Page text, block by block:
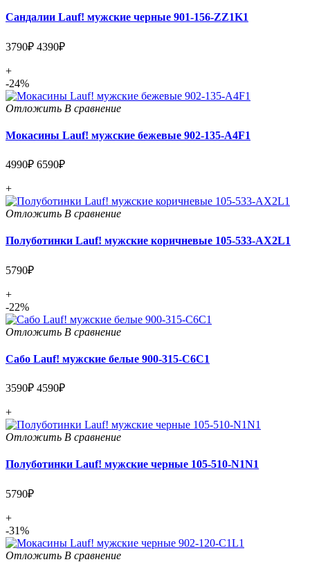
Сандалии Lauf! мужские черные 901-156-ZZ1K1
3790₽ 4390₽
+
-24%
Отложить В сравнение
Мокасины Lauf! мужские бежевые 902-135-A4F1
4990₽ 6590₽
+
Отложить В сравнение
Полуботинки Lauf! мужские коричневые 105-533-AX2L1
5790₽
+
-22%
Отложить В сравнение
Сабо Lauf! мужские белые 900-315-C6C1
3590₽ 4590₽
+
Отложить В сравнение
Полуботинки Lauf! мужские черные 105-510-N1N1
5790₽
+
-31%
Отложить В сравнение